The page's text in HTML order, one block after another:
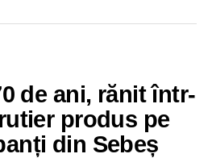
de ani, rănit într-
produs pe
din Sebeș